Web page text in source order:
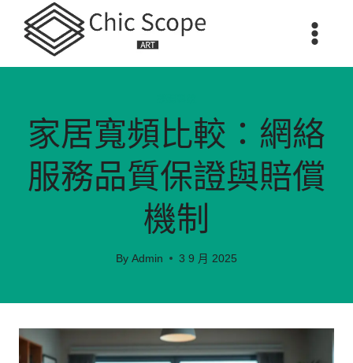
content
家居寬頻比較：網絡
服務品質保證與賠償
機制
By Admin 3 9 月 2025